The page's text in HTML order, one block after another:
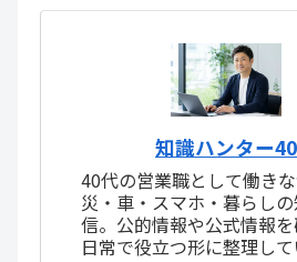
知識ハンター40
40代の営業職として働き
災・車・スマホ・暮らし
信。公的情報や公式情報を
日常で役立つ形に整理して